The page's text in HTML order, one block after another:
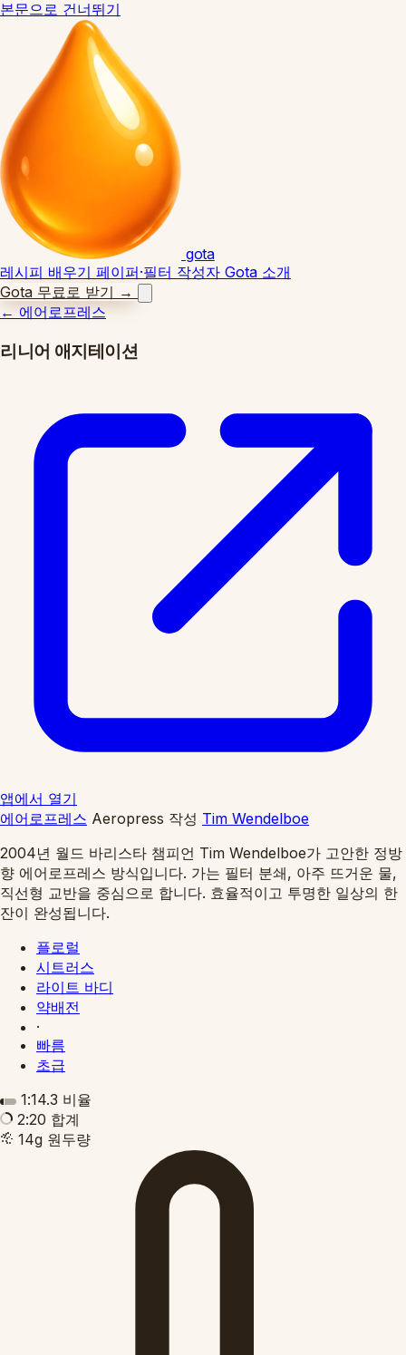
본문으로 건너뛰기
gota
레시피 배우기 페이퍼·필터 작성자 Gota 소개
Gota 무료로 받기 →
← 에어로프레스
리니어 애지테이션
앱에서 열기
에어로프레스 Aeropress 작성 Tim Wendelboe
2004년 월드 바리스타 챔피언 Tim Wendelboe가 고안한 정방
향 에어로프레스 방식입니다. 가는 필터 분쇄, 아주 뜨거운 물,
직선형 교반을 중심으로 합니다. 효율적이고 투명한 일상의 한
잔이 완성됩니다.
플로럴
시트러스
라이트 바디
약배전
·
빠름
초급
1:14.3 비율
2:20 합계
14g 원두량